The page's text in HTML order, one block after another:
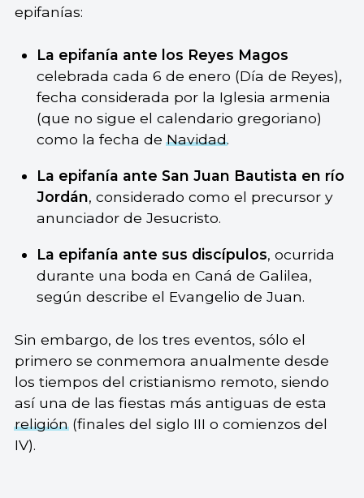
epifanías:
La epifanía ante los Reyes Magos
celebrada cada 6 de enero (Día de Reyes),
fecha considerada por la Iglesia armenia
(que no sigue el calendario gregoriano)
como la fecha deNavidad.
La epifanía ante San Juan Bautista en río
Jordán, considerado como el precursor y
anunciador de Jesucristo.
La epifanía ante sus discípulos, ocurrida
durante una boda en Caná de Galilea,
según describe el Evangelio de Juan.
Sin embargo, de los tres eventos, sólo el
primero se conmemora anualmente desde
los tiempos del cristianismo remoto, siendo
así una de las fiestas más antiguas de esta
religión(finales del siglo III o comienzos del
IV).